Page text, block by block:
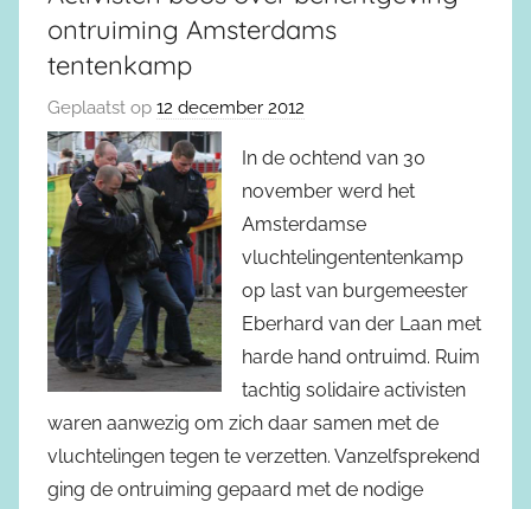
ontruiming Amsterdams
tentenkamp
Geplaatst op 12 december 2012
In de ochtend van 30
november werd het
Amsterdamse
vluchtelingententenkamp
op last van burgemeester
Eberhard van der Laan met
harde hand ontruimd. Ruim
tachtig solidaire activisten
waren aanwezig om zich daar samen met de
vluchtelingen tegen te verzetten. Vanzelfsprekend
ging de ontruiming gepaard met de nodige